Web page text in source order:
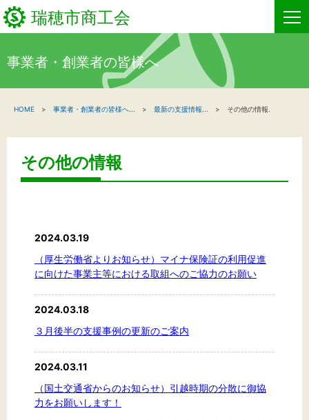
瑞穂市商工会
新着情報
関係機関の方へ
事業者・創業者の皆様へ
HOME 事業者・創業者の皆様へ 最新の支援情報 その他の情報.
その他の情報
2024.03.19
（厚生労働省よりお知らせ）マイナ保険証の利用促進
に向けた事業主等における取組へのご協力のお願い
2024.03.18
３月後半の支援事例の更新のご案内
2024.03.11
（国土交通省からのお知らせ）引越時期の分散に御協
力をお願いします！